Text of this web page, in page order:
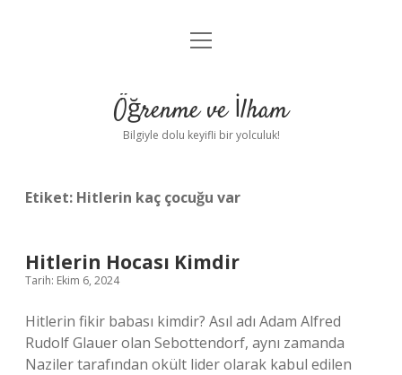
Anasayfa
Yasal Uyarı
menüyü
Öğrenme ve İlham
Bilgiyle dolu keyifli bir yolculuk!
Etiket: Hitlerin kaç çocuğu var
Hitlerin Hocası Kimdir
Tarih: Ekim 6, 2024
Hitlerin fikir babası kimdir? Asıl adı Adam Alfred
Rudolf Glauer olan Sebottendorf, aynı zamanda
Naziler tarafından okült lider olarak kabul edilen